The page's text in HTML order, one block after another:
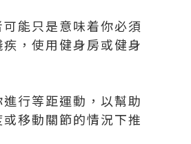
能只是意味着你必須
，使用健身房或健身
行等距運動，以幫助
移動關節的情況下推